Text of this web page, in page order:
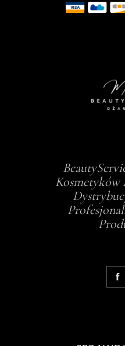
Kosmetyków